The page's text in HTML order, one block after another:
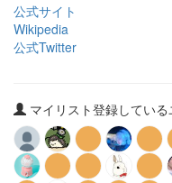
公式サイト
Wikipedia
公式Twitter
マイリスト登録してい